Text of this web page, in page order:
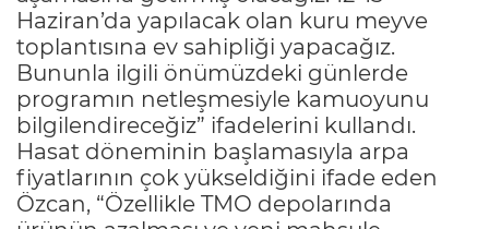
Haziran’da yapılacak olan kuru meyve
toplantısına ev sahipliği yapacağız.
Bununla ilgili önümüzdeki günlerde
programın netleşmesiyle kamuoyunu
bilgilendireceğiz” ifadelerini kullandı.
Hasat döneminin başlamasıyla arpa
fiyatlarının çok yükseldiğini ifade eden
Özcan, “Özellikle TMO depolarında